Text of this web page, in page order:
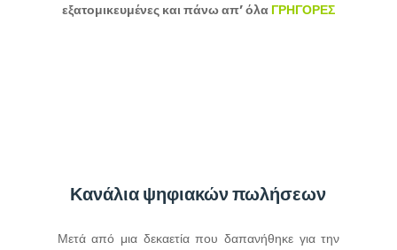
εξατομικευμένες και πάνω απ’ όλα ΓΡΗΓΟΡΕΣ
Κανάλια ψηφιακών πωλήσεων
Μετά από μια δεκαετία που δαπανήθηκε για την